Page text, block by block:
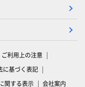
ご利用上の注意
に基づく表記
関する表示 会社案内